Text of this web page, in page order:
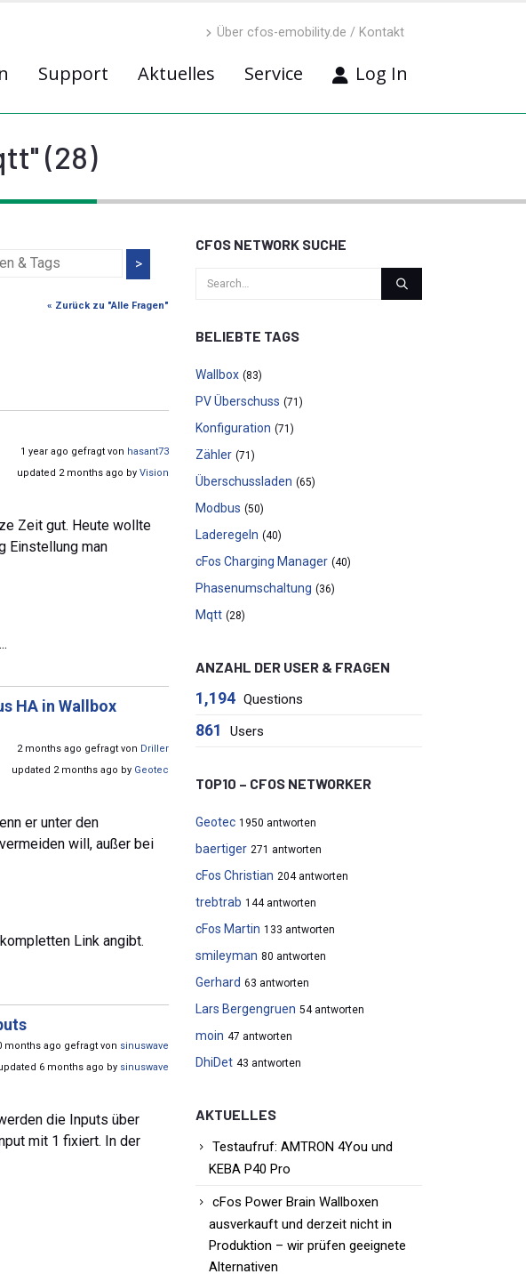
Über cfos-emobility.de / Kontakt
Support Aktuelles Service Log In
(28)
>
« Zurück zu "Alle Fragen"
1 year ago gefragt von hasant73
updated 2 months ago by Vision
Zeit gut. Heute wollte
Einstellung man
HA in Wallbox
2 months ago gefragt von Driller
updated 2 months ago by Geotec
er unter den
will, außer bei
Link angibt.
months ago gefragt von sinuswave
6 months ago by sinuswave
die Inputs über
mit 1 fixiert. In der
CFOS NETWORK SUCHE
BELIEBTE TAGS
Wallbox (83)
PV Überschuss (71)
Konfiguration (71)
Zähler (71)
Überschussladen (65)
Modbus (50)
Laderegeln (40)
cFos Charging Manager (40)
Phasenumschaltung (36)
Mqtt (28)
ANZAHL DER USER & FRAGEN
1,194 Questions
861 Users
TOP10 – CFOS NETWORKER
Geotec 1950 antworten
baertiger 271 antworten
cFos Christian 204 antworten
trebtrab 144 antworten
cFos Martin 133 antworten
smileyman 80 antworten
Gerhard 63 antworten
Lars Bergengruen 54 antworten
moin 47 antworten
DhiDet 43 antworten
AKTUELLES
Testaufruf: AMTRON 4You und
KEBA P40 Pro
cFos Power Brain Wallboxen
ausverkauft und derzeit nicht in
Produktion – wir prüfen geeignete
Alternativen